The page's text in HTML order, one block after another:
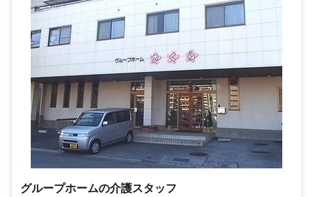
グループホームの介護スタッフ